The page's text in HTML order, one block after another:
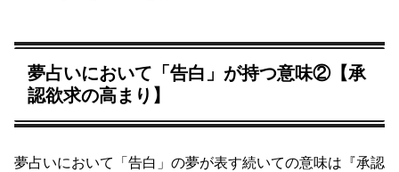
夢占いにおいて「告白」が持つ意味②【承
認欲求の高まり】
夢占いにおいて「告白」の夢が表す続いての意味は『承認